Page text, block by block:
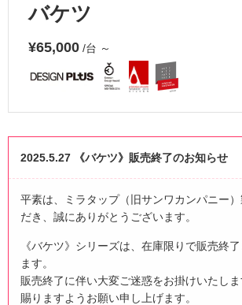
バケツ
¥65,000 /台 ～
2025.5.27 《バケツ》販売終了のお知らせ
平素は、ミラタップ（旧サンワカンパニー
だき、誠にありがとうございます。
《バケツ》シリーズは、在庫限りで販売終
ます。
販売終了に伴い大変ご迷惑をお掛けいたし
賜りますようお願い申し上げます。